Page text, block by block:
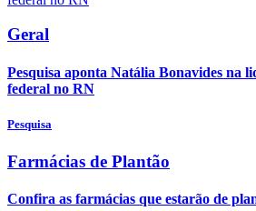
Geral
Pesquisa aponta Natália Bonavides na
federal no RN
Pesquisa
Farmácias de Plantão
Confira as farmácias que estarão de